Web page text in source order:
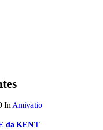
In Amivatio
da KENT